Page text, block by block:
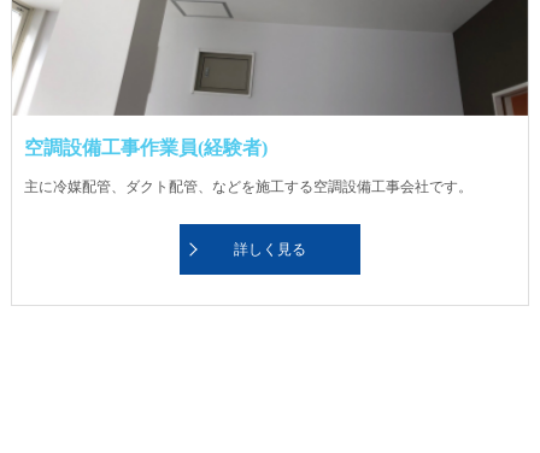
空調設備工事作業員(経験者)
主に冷媒配管、ダクト配管、などを施工する空調設備工事会社です。
詳しく見る